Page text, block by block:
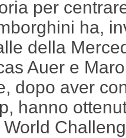
per
ha,
della
Auer e
dopo aver
hanno
World